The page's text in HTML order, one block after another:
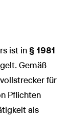
ist in § 1981
Gemäß
für
Pflichten
als